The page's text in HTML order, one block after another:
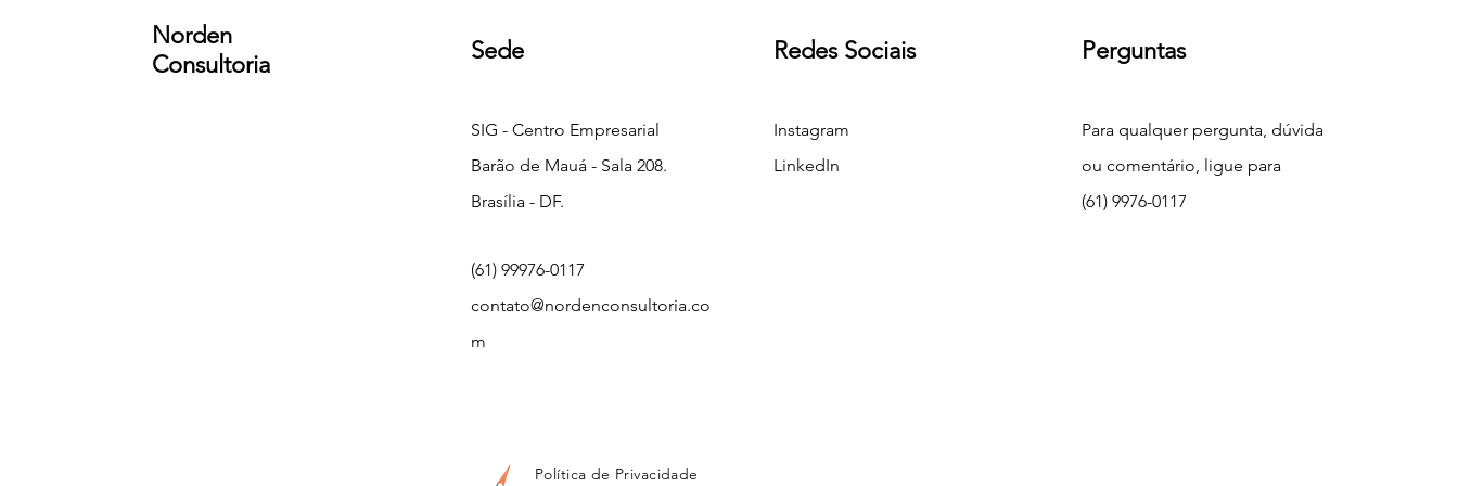
Norden
Consultoria
Sede
SIG - Centro Empresarial
Barão de Mauá - Sala 208.
Brasília - DF.
(61) 99976-0117
contato@nordenconsultoria.co
m
Redes Sociais
Instagram
LinkedIn
Perguntas
Para qualquer pergunta, dúvida
ou comentário, ligue para
(61) 9976-0117
Política de Privacidade